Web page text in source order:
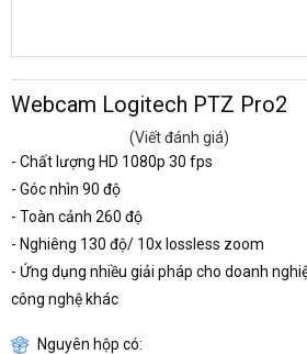
Webcam Logitech PTZ Pro2
(Viết đánh giá)
- Chất lượng HD 1080p 30 fps
- Góc nhìn 90 độ
- Toàn cảnh 260 độ
- Nghiêng 130 độ/ 10x lossless zoom
- Ứng dụng nhiều giải pháp cho doanh
công nghệ khác
Nguyên hộp có: